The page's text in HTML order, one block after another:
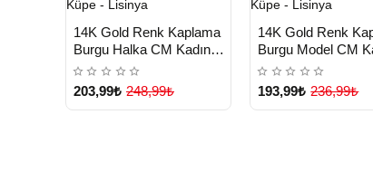
TESLİMAT
Yeni Ürün
14K Gold Renk Kaplama
Burgu Halka CM Kadın
Küpe - Lisinya
203,99₺ 248,99₺
TESLİMAT
14K Gold Renk
Burgu Model CM
Küpe - Lisinya
193,99₺ 236,99₺